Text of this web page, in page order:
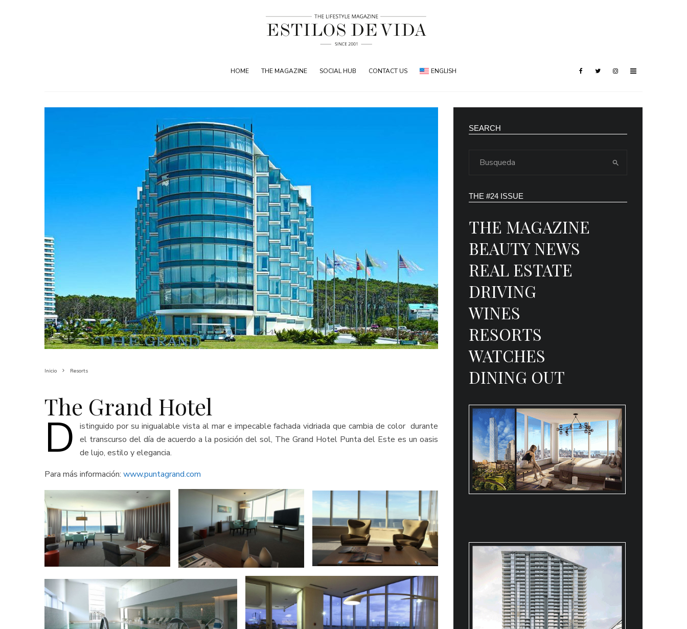
HOME THE MAGAZINE SOCIAL HUB CONTACT US ENGLISH
Inicio Resorts
The Grand Hotel
D
istinguido por su inigualable vista al mar e impecable fachada vidriada que cambia de color durante
el transcurso del día de acuerdo a la posición del sol, The Grand Hotel Punta del Este es un oasis
de lujo, estilo y elegancia.
Para más información: www.puntagrand.com
SEARCH
THE #24 ISSUE
THE MAGAZINE
BEAUTY NEWS
REAL ESTATE
DRIVING
WINES
RESORTS
WATCHES
DINING OUT